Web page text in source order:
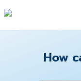
How